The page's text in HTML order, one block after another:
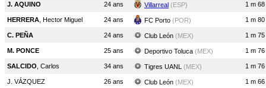
J. AQUINO 24 ans Villarreal (ESP) 1 m 68
HERRERA , Hector Miguel 24 ans FC Porto (POR) 1 m 80
C. PEÑA 24 ans Club León (MEX) 1 m 75
M. PONCE 25 ans Deportivo Toluca (MEX) 1 m 76
SALCIDO , Carlos 34 ans Tigres UANL (MEX) 1 m 76
J. VÁZQUEZ 26 ans Club León (MEX) 1 m 66